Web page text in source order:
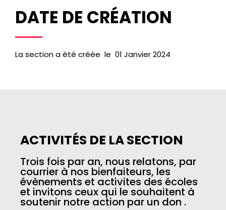
DATE DE CRÉATION
La section a été créée le 01 Janvier 2024
ACTIVITÉS DE LA SECTION
Trois fois par an, nous relatons, par
courrier à nos bienfaiteurs, les
évènements et activites des écoles
et invitons ceux qui le souhaitent à
soutenir notre action par un don .